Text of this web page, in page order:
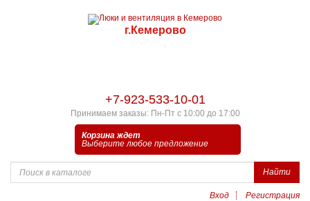
г.Кемерово
+7-923-533-10-01
Принимаем заказы: Пн-Пт с 10:00 до 17:00
Корзина ждет
Выберите любое предложение
Найти
Вход Регистрация